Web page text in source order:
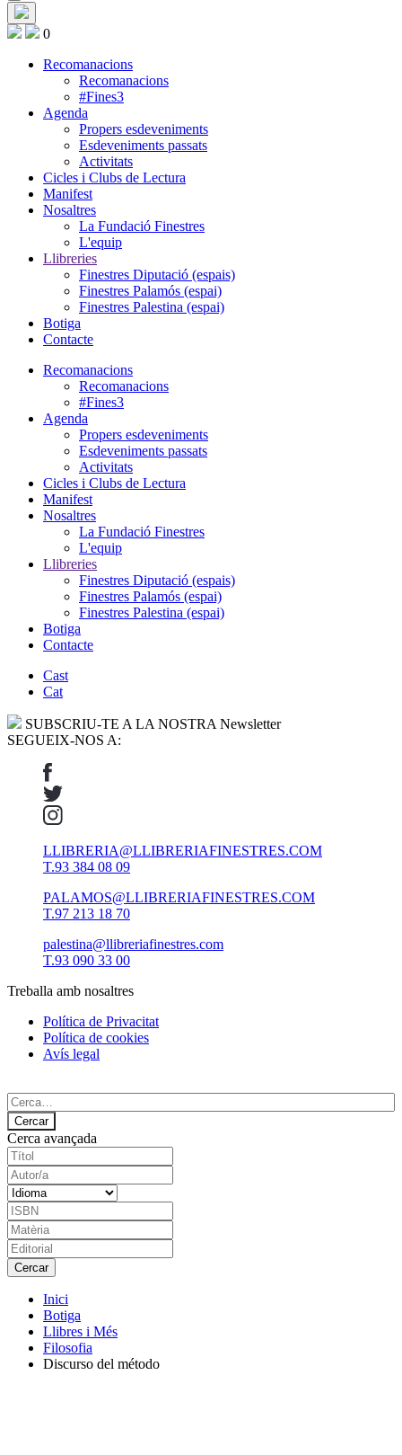
0
Recomanacions
Recomanacions
#Fines3
Agenda
Propers esdeveniments
Esdeveniments passats
Activitats
Cicles i Clubs de Lectura
Manifest
Nosaltres
La Fundació Finestres
L'equip
Llibreries
Finestres Diputació (espais)
Finestres Palamós (espai)
Finestres Palestina (espai)
Botiga
Contacte
Recomanacions
Recomanacions
#Fines3
Agenda
Propers esdeveniments
Esdeveniments passats
Activitats
Cicles i Clubs de Lectura
Manifest
Nosaltres
La Fundació Finestres
L'equip
Llibreries
Finestres Diputació (espais)
Finestres Palamós (espai)
Finestres Palestina (espai)
Botiga
Contacte
Cast
Cat
SUBSCRIU-TE A LA NOSTRA Newsletter
SEGUEIX-NOS A:
LLIBRERIA@LLIBRERIAFINESTRES.COM
T.93 384 08 09
PALAMOS@LLIBRERIAFINESTRES.COM
T.97 213 18 70
palestina@llibreriafinestres.com
T.93 090 33 00
Treballa amb nosaltres
Política de Privacitat
Política de cookies
Avís legal
Cerca avançada
Inici
Botiga
Llibres i Més
Filosofia
Discurso del método